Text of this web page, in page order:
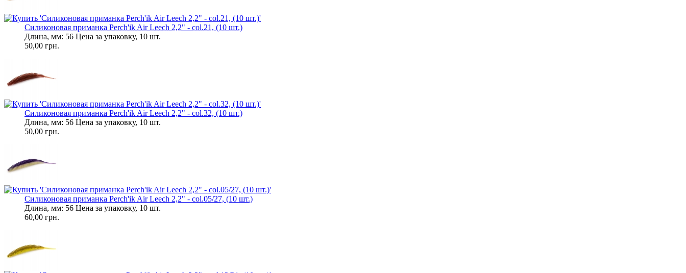
Силиконовая приманка Perch'ik Air Leech 2,2" - col.21, (10 шт.)
Длина, мм: 56 Цена за упаковку, 10 шт.
50,00 грн.
Силиконовая приманка Perch'ik Air Leech 2,2" - col.32, (10 шт.)
Длина, мм: 56 Цена за упаковку, 10 шт.
50,00 грн.
Силиконовая приманка Perch'ik Air Leech 2,2" - col.05/27, (10 шт.)
Длина, мм: 56 Цена за упаковку, 10 шт.
60,00 грн.